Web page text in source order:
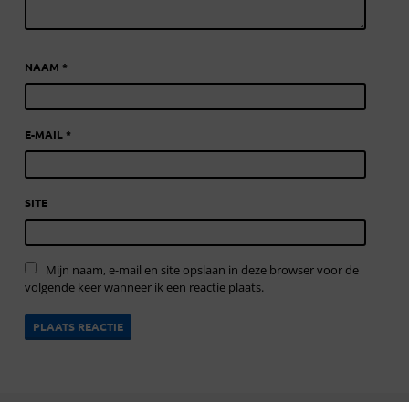
NAAM *
E-MAIL *
SITE
Mijn naam, e-mail en site opslaan in deze browser voor de
volgende keer wanneer ik een reactie plaats.